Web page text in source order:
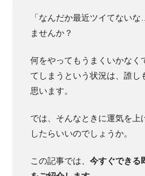
「なんだか最近ツイてない
ませんか？
何をやってもうまくいかなく
てしまうという状況は、誰し
思います。
では、そんなときに運気を上
したらいいのでしょうか。
この記事では、 今すぐできる